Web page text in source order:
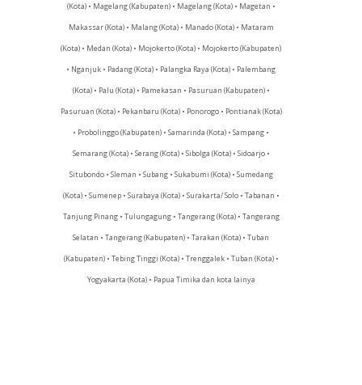
(Kota) • Magelang (Kabupaten) • Magelang (Kota) • Magetan •
Makassar (Kota) • Malang (Kota) • Manado (Kota) • Mataram
(Kota) • Medan (Kota) • Mojokerto (Kota) • Mojokerto (Kabupaten)
• Nganjuk • Padang (Kota) • Palangka Raya (Kota) • Palembang
(Kota) • Palu (Kota) • Pamekasan • Pasuruan (Kabupaten) •
Pasuruan (Kota) • Pekanbaru (Kota) • Ponorogo • Pontianak (Kota)
• Probolinggo (Kabupaten) • Samarinda (Kota) • Sampang •
Semarang (Kota) • Serang (Kota) • Sibolga (Kota) • Sidoarjo •
Situbondo • Sleman • Subang • Sukabumi (Kota) • Sumedang
(Kota) • Sumenep • Surabaya (Kota) • Surakarta/ Solo • Tabanan •
Tanjung Pinang • Tulungagung • Tangerang (Kota) • Tangerang
Selatan • Tangerang (Kabupaten) • Tarakan (Kota) • Tuban
(Kabupaten) • Tebing Tinggi (Kota) • Trenggalek • Tuban (Kota) •
Yogyakarta (Kota) • Papua Timika dan kota lainya